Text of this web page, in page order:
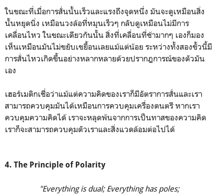
ในขณะที่เมื่อการสั่นนั้นเร็วและแรงถึงจุดหนึ่ง มันจะดูเหมือนสิ่ง
นั้นหยุดนิ่ง เหมือนวงล้อที่หมุนเร็วๆ กลับดูเหมือนไม่มีการ
เคลื่อนไหว ในขณะเดียวกันนั้น สิ่งที่เคลื่อนที่ช้ามากๆ เองก็มอง
เห็นเหมือนมันไม่ขยับเขยื้อนเลยแม้แต่น้อย ระหว่างทั้งสองขั้วนี้มี
การสั่นไหวเกิดขึ้นอย่างหลากหลายด้วยปรากฎการณ์ของตัวมัน
เอง
เฮอร์เมติกเชื่อว่าแม้แต่ความคิดของเราก็มีอัตราการสั่นและเรา
สามารถควบคุมมันได้เหมือนการควบคุมเครื่องดนตรี หากเรา
ควบคุมความคิดได้ เราจะหลุดพ้นจากการเป็นทาสของความคิด
เราก็จะสามารถควบคุมตัวเราและสิ่งแวดล้อมต่อไปได้
4. The Principle of Polarity
"Everything is dual; Everything has poles;